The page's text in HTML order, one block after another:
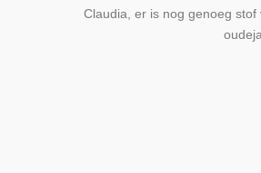
Claudia, er is nog genoeg stof